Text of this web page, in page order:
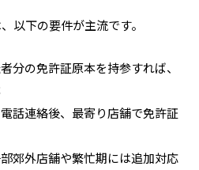
以下の要件が主流です。
分の免許証原本を持参すれば、
電話連絡後、最寄り店舗で免許証
部郊外店舗や繁忙期には追加対応